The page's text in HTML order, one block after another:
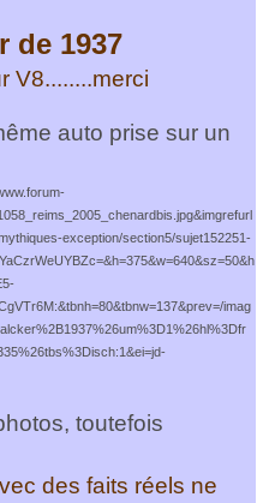
de 1937
V8........merci
auto prise sur un
exception/section5/sujet152251-
imag
toutefois
des faits réels ne